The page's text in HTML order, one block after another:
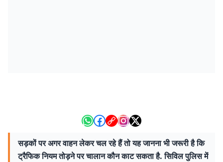
सड़कों पर अगर वाहन लेकर चल रहे हैं तो यह जानना भी जरूरी है कि
ट्रैफिक नियम तोड़ने पर चालान कौन काट सकता है. सिविल पुलिस में